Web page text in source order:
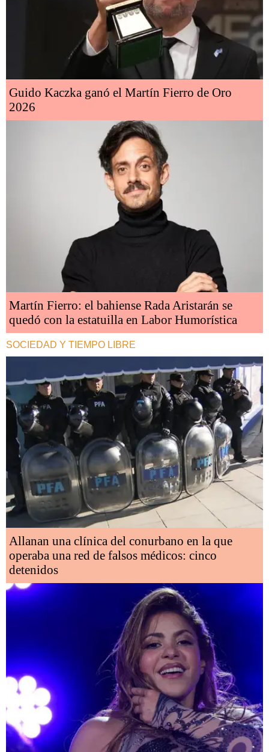
Guido Kaczka ganó el Martín Fierro de Oro
2026
Martín Fierro: el bahiense Rada Aristarán se
quedó con la estatuilla en Labor Humorística
SOCIEDAD Y TIEMPO LIBRE
Allanan una clínica del conurbano en la que
operaba una red de falsos médicos: cinco
detenidos